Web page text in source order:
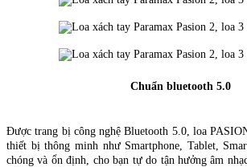
Chuẩn bluetooth 5.0
Được trang bị công nghệ Bluetooth 5.0, loa
thiết bị thông minh như Smartphone, Tablet,
chóng và ổn định, cho bạn tự do tận hưởng âm